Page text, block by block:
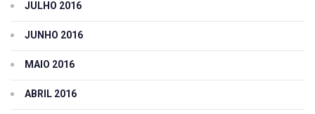
JULHO 2016
JUNHO 2016
MAIO 2016
ABRIL 2016